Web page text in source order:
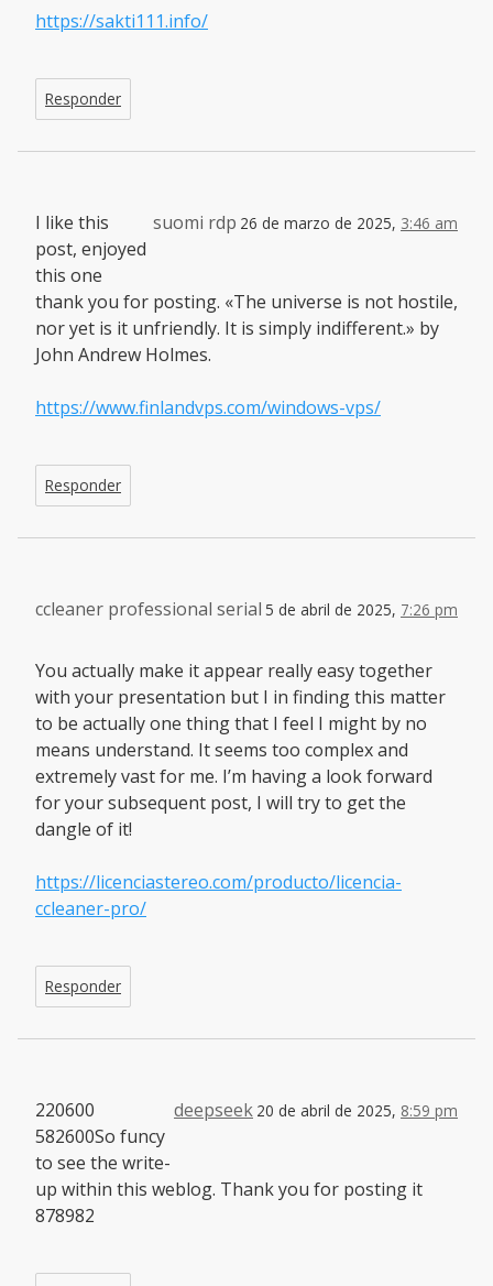
https://sakti111.info/
Responder
suomi rdp 26 de marzo de 2025, 3:46 am
I like this
post, enjoyed
this one
thank you for posting. «The universe is not hostile,
nor yet is it unfriendly. It is simply indifferent.» by
John Andrew Holmes.
https://www.finlandvps.com/windows-vps/
Responder
ccleaner professional serial 5 de abril de 2025, 7:26 pm
You actually make it appear really easy together
with your presentation but I in finding this matter
to be actually one thing that I feel I might by no
means understand. It seems too complex and
extremely vast for me. I’m having a look forward
for your subsequent post, I will try to get the
dangle of it!
https://licenciastereo.com/producto/licencia-
ccleaner-pro/
Responder
deepseek 20 de abril de 2025, 8:59 pm
220600
582600So funcy
to see the write-
up within this weblog. Thank you for posting it
878982